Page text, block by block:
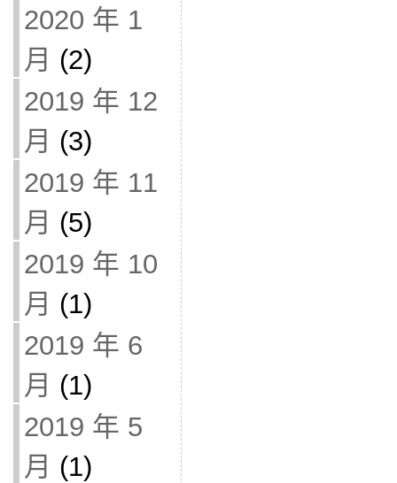
2020 年 1
月 (2)
2019 年 12
月 (3)
2019 年 11
月 (5)
2019 年 10
月 (1)
2019 年 6
月 (1)
2019 年 5
月 (1)